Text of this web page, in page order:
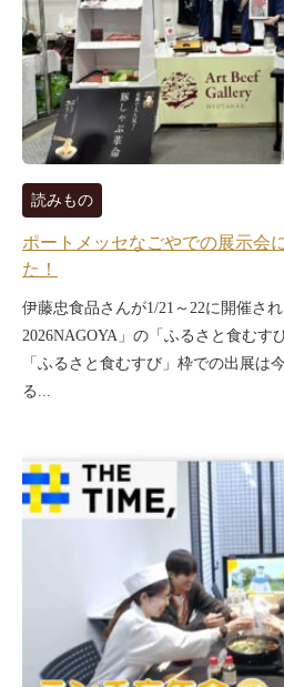
読みもの
ポートメッセなごやでの展示会
た！
伊藤忠食品さんが1/21～22に開催さ
2026NAGOYA」の「ふるさと食むす
「ふるさと食むすび」枠での出展は
る...